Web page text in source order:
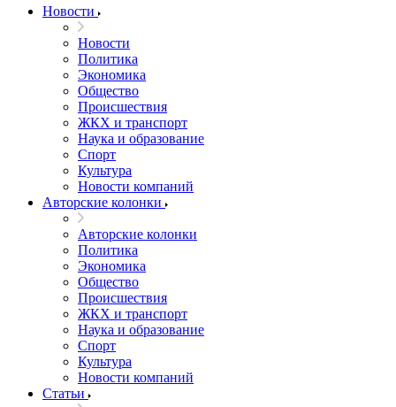
Новости
Новости
Политика
Экономика
Общество
Происшествия
ЖКХ и транспорт
Наука и образование
Спорт
Культура
Новости компаний
Авторские колонки
Авторские колонки
Политика
Экономика
Общество
Происшествия
ЖКХ и транспорт
Наука и образование
Спорт
Культура
Новости компаний
Статьи